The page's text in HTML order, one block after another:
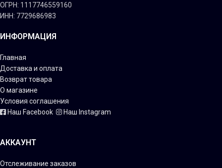
ОГРН: 1117746559160
ИНН: 7729686983
ИНФОРМАЦИЯ
Главная
Доставка и оплата
Возврат товара
О магазине
Условия соглашения
Наш Facebook
Наш Instagram
АККАУНТ
Отслеживание заказов